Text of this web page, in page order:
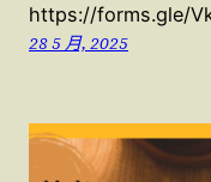
https://forms.gle/
28 5 月, 2025